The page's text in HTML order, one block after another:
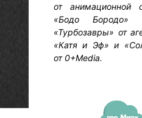
от анимационной
«Бодо Бородо»
«Турбозавры» от
«Катя и Эф» и
от 0+Media.